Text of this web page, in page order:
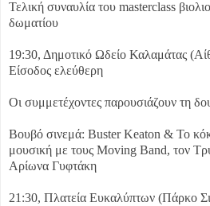
Τελική συναυλία του masterclass
δωματίου
19:30, Δημοτικό Ωδείο Καλαμάτας
Είσοδος ελεύθερη
Οι συμμετέχοντες παρουσιάζουν τη
Βουβό σινεμά: Buster Keaton & Το
μουσική με τους Moving Band, τον
Αρίωνα Γυφτάκη
21:30, Πλατεία Ευκαλύπτων (Πάρκο